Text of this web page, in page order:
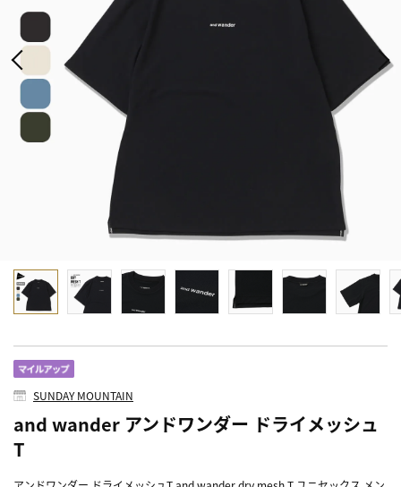
SUNDAY MOUNTAIN
and wander アンドワンダー ドライメッシュ
T